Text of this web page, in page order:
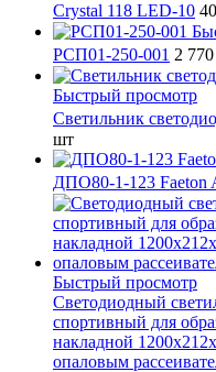
Crystal 118 LED-10
РСП01-250-001 2
Быстрый просмотр
Светильник
шт
ДПО80-1-123 Faeton
Быстрый просмотр
Светодиодный
спортивный для
накладной
опаловым